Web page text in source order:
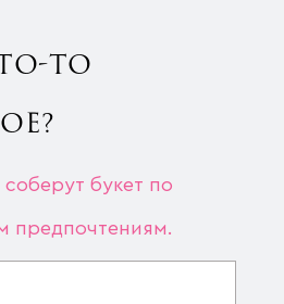
ТО
букет по
предпочтениям.